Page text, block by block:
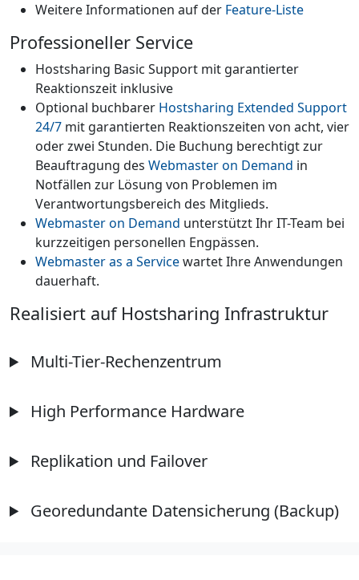
Weitere Informationen auf der Feature-Liste
Professioneller Service
Hostsharing Basic Support mit garantierter
Reaktionszeit inklusive
Optional buchbarer Hostsharing Extended Support
24/7 mit garantierten Reaktionszeiten von acht, vier
oder zwei Stunden. Die Buchung berechtigt zur
Beauftragung des Webmaster on Demand in
Notfällen zur Lösung von Problemen im
Verantwortungsbereich des Mitglieds.
Webmaster on Demand unterstützt Ihr IT-Team bei
kurzzeitigen personellen Engpässen.
Webmaster as a Servicewartet Ihre Anwendungen
dauerhaft.
Realisiert auf Hostsharing Infrastruktur
Multi-Tier-Rechenzentrum
High Performance Hardware
Replikation und Failover
Georedundante Datensicherung (Backup)